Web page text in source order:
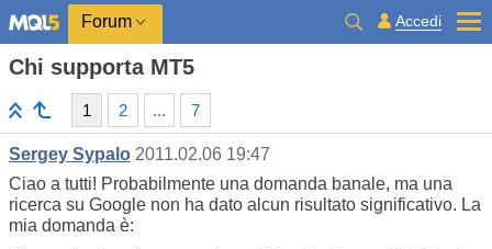
Forum Accedi
Chi supporta MT5
1 2 ... 7
Sergey Sypalo 2011.02.06 19:47
Ciao a tutti! Probabilmente una domanda banale, ma una
ricerca su Google non ha dato alcun risultato significativo. La
mia domanda è: